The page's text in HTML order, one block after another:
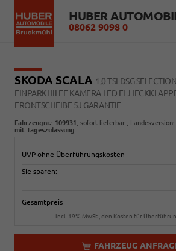
08062 9098 0
SKODA SCALA 1,0 TSI DSG
EINPARKHILFE KAMERA LED
FRONTSCHEIBE 5J GARANTIE
Fahrzeugnr.: 109931 sofort lieferbar , Landesversion:
mit Tageszulassung
UVP ohne Überführungskosten
Sie sparen:
Gesamtpreis
incl. 19% MwSt., den Kosten für
FAHRZEUG